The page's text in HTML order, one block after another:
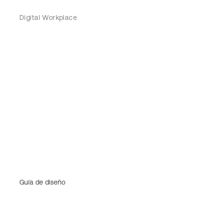
Digital Workplace
Guía de diseño